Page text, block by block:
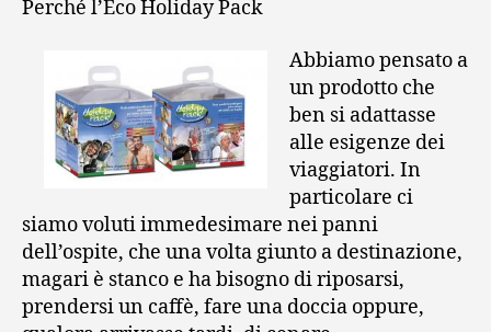
Perché l’Eco Holiday Pack
Abbiamo pensato a
un prodotto che
ben si adattasse
alle esigenze dei
viaggiatori. In
particolare ci
siamo voluti immedesimare nei panni
dell’ospite, che una volta giunto a destinazione,
magari è stanco e ha bisogno di riposarsi,
prendersi un caffè, fare una doccia oppure,